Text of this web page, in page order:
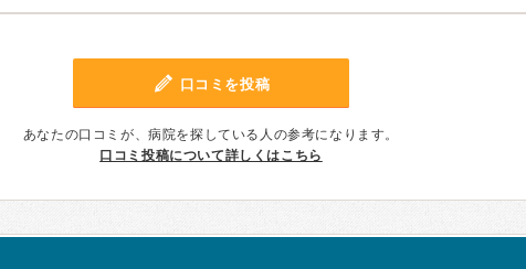
口コミを投稿
あなたの口コミが、病院を探している人の参考になります。
口コミ投稿について詳しくはこちら